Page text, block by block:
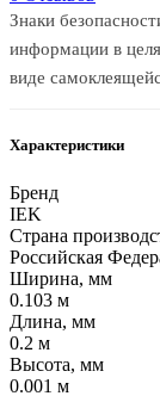
Знаки
информации в
виде
Характеристики
Бренд
IEK
Страна
Российская
Ширина, мм
0.103 м
Длина, мм
0.2 м
Высота, мм
0.001 м